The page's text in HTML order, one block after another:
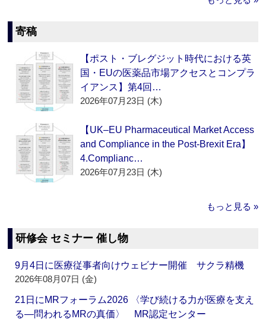
寄稿
【ポスト・ブレグジット時代における英
国・EUの医薬品市場アクセスとコンプラ
イアンス】第4回…
2026年07月23日 (木)
【UK–EU Pharmaceutical Market Access
and Compliance in the Post-Brexit Era】
4.Complianc…
2026年07月23日 (木)
もっと見る »
研修会 セミナー 催し物
9月4日に医療従事者向けウェビナー開催 サクラ精機
2026年08月07日 (金)
21日にMRフォーラム2026 〈学び続ける力が医療を支え
る―問われるMRの真価〉 MR認定センター